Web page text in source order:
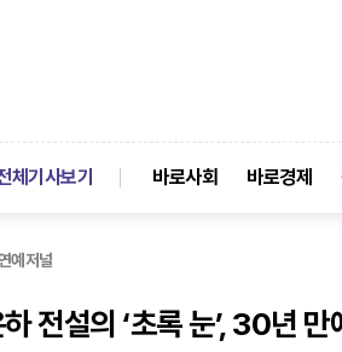
체기사보기 바로사회 바로경제
예저널
전설의 ‘초록 눈’, 30년